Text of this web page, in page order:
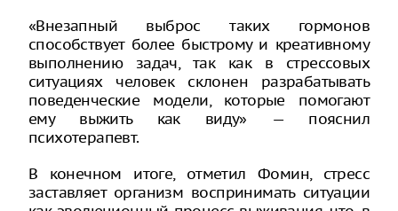
«Внезапный выброс таких гормонов
способствует более быстрому и креативному
выполнению задач, так как в стрессовых
ситуациях человек склонен разрабатывать
поведенческие модели, которые помогают
ему выжить как виду» — пояснил
психотерапевт.
В конечном итоге, отметил Фомин, стресс
заставляет организм воспринимать ситуации